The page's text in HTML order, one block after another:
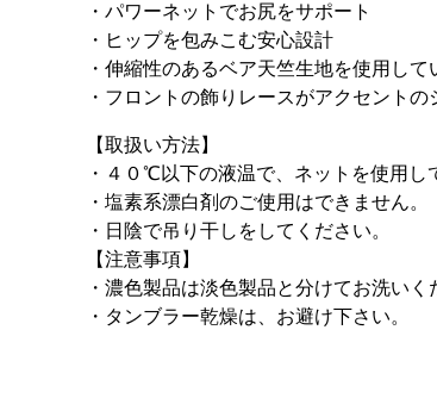
・パワーネットでお尻をサポート
・ヒップを包みこむ安心設計
・伸縮性のあるベア天竺生地を使用して
・フロントの飾りレースがアクセントの
【取扱い方法】
・４０℃以下の液温で、ネットを使用し
・塩素系漂白剤のご使用はできません。
・日陰で吊り干しをしてください。
【注意事項】
・濃色製品は淡色製品と分けてお洗いく
・タンブラー乾燥は、お避け下さい。